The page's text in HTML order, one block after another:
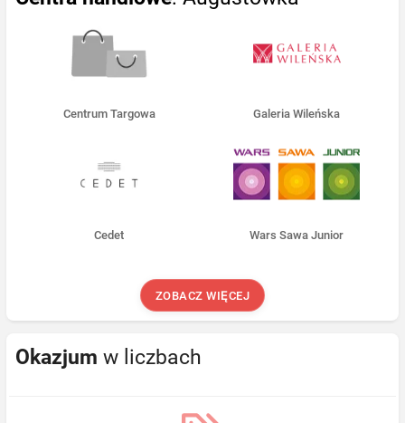
Centrum Targowa Galeria Wileńska
Cedet Wars Sawa Junior
ZOBACZ WIĘCEJ
Okazjum w liczbach